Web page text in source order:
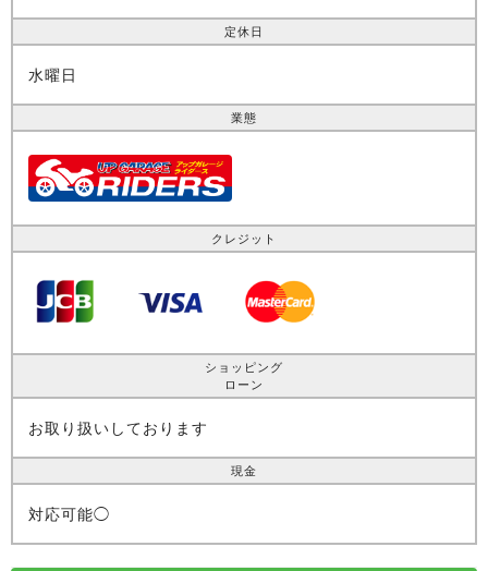
定休日
水曜日
業態
クレジット
ショッピング
ローン
お取り扱いしております
現金
対応可能◯